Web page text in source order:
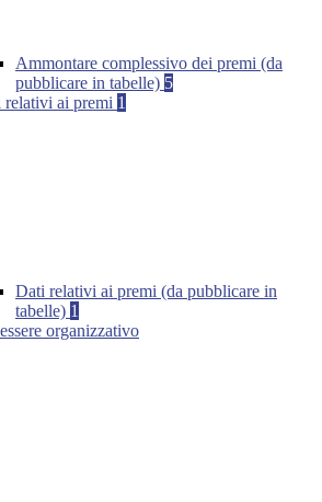
Ammontare complessivo dei premi (da
pubblicare in tabelle) 5
relativi ai premi 1
Dati relativi ai premi (da pubblicare in
tabelle) 1
organizzativo